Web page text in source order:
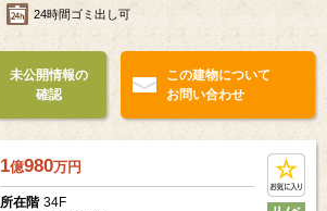
24時間ゴミ出し可
未公開情報の
確認
この建物について
お問い合わせ
1億980万円
所在階 34F